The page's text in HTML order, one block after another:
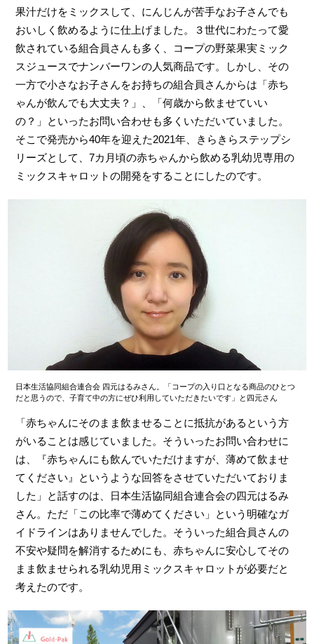
果汁だけをミックスして、にんじんが苦手なお子さんでも
おいしく飲めるように仕上げました。３世代にわたって愛
飲されている組合員さんも多く、コープの野菜果実ミック
スジュースでナンバーワンの人気商品です。しかし、その
一方で小さなお子さんをお持ちの組合員さんからは「赤ち
ゃんが飲んでも大丈夫？」、「何歳から飲ませていい
の？」といったお問い合わせも多くいただいていました。
そこで発売から40年を迎えた2021年、きらきらステップシ
リーズとして、7カ月頃の赤ちゃんから飲める乳幼児専用の
ミックスキャロットの開発をすることにしたのです。
日本生活協同組合連合会 四元はるみさん。「コープの入り口となる商品のひとつ
だと思うので、子育て中の方にぜひ利用していただきたいです」と四元さん
「赤ちゃんにそのまま飲ませることに抵抗があるという方
がいることは感じていました。そういったお問い合わせに
は、『赤ちゃんにも飲んでいただけますが、薄めて飲ませ
てください』というような回答をさせていただいておりま
した」と話すのは、日本生活協同組合連合会の四元はるみ
さん。ただ「この比率で薄めてください」という明確なガ
イドラインはありませんでした。そういった組合員さんの
不安や疑問を解消するためにも、赤ちゃんに安心してその
まま飲ませられる乳幼児用ミックスキャロットが必要だと
考えたのです。